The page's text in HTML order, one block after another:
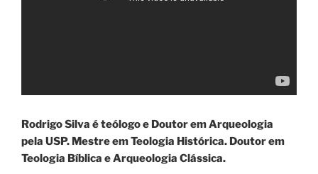
Rodrigo Silva é teólogo e Doutor em Arqueologia
pela USP. Mestre em Teologia Histórica. Doutor em
Teologia Bíblica e Arqueologia Clássica.